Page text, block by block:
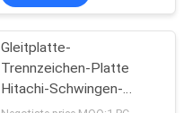
Gleitplatte-
Trennzeichen-Platte
Hitachi-Schwingen-
Bewegungsbagger-Parts